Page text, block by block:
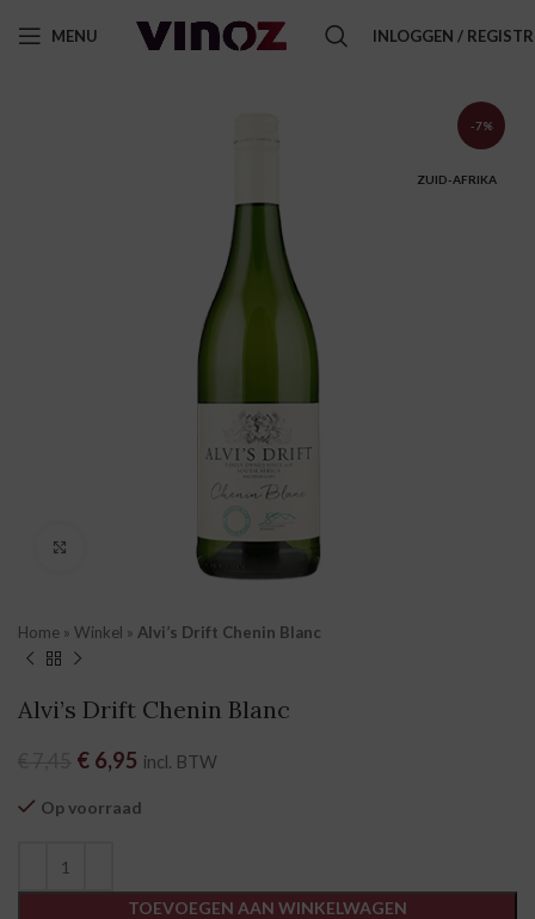
MENU INLOGGEN /
-7%
ZUID-AFRIKA
Klik om te vergroten
Home » Winkel » Alvi’s Drift Chenin Blanc
Alvi’s Drift Chenin Blanc
Oorspronkelijke prijs was: € 7,45.
€ 6,95 Huidige prijs is: € 6,95.
incl. BTW
Op voorraad
TOEVOEGEN AAN WINKELWAGEN